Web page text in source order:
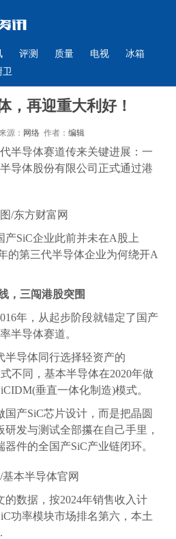
评测 质量 电视
冰箱
卫
，再迎重大利好！
源： 网络作者： 编辑
半导体赛道传来关键进展：一
导体股份有限公司正式通过港
图/东方财富网
产SiC企业此前并未在A股上
的第三代半导体企业为何绕开A
，三闯港股突围
年，从起步阶段就锚定了国产
半导体赛道。
半导体同行选择轻资产的
不同，基本半导体在2020年做
垂直一体化制造)模式。
国产SiC芯片设计，而是把晶圆
发与测试全部攥在自己手里，
件的全国产SiC产业链闭环。
基本半导体官网
的数据，按2024年销售收入计
功率模块市场排名第六，本土